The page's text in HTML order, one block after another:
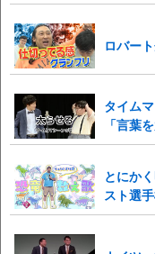
ロバー
タイム
「言葉
とにか
スト選